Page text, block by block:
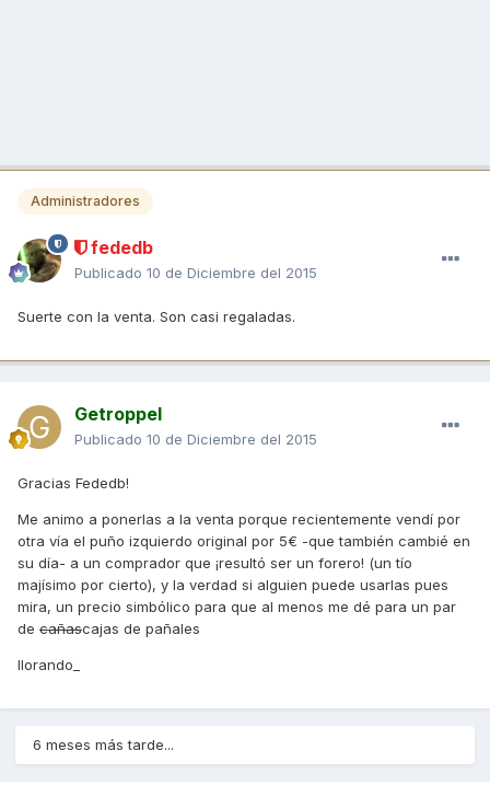
Administradores
fededb
Publicado 10 de Diciembre del 2015
Suerte con la venta. Son casi regaladas.
Getroppel
Publicado 10 de Diciembre del 2015
Gracias Fededb!
Me animo a ponerlas a la venta porque recientemente vendí por
otra vía el puño izquierdo original por 5€ -que también cambié en
su día- a un comprador que ¡resultó ser un forero! (un tío
majísimo por cierto), y la verdad si alguien puede usarlas pues
mira, un precio simbólico para que al menos me dé para un par
de cañascajas de pañales
llorando_
6 meses más tarde...